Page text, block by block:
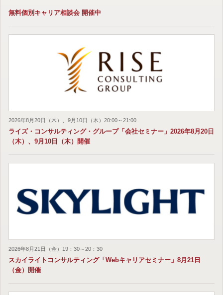
無料個別キャリア相談会 開催中
2026年8月20日（木）、9月10日（木）20:00～21:00
ライズ・コンサルティング・グループ「会社セミナー」2026年8月20日
（木）、9月10日（木）開催
2026年8月21日（金）19：30～20：30
スカイライトコンサルティング「Webキャリアセミナー」8月21日
（金）開催